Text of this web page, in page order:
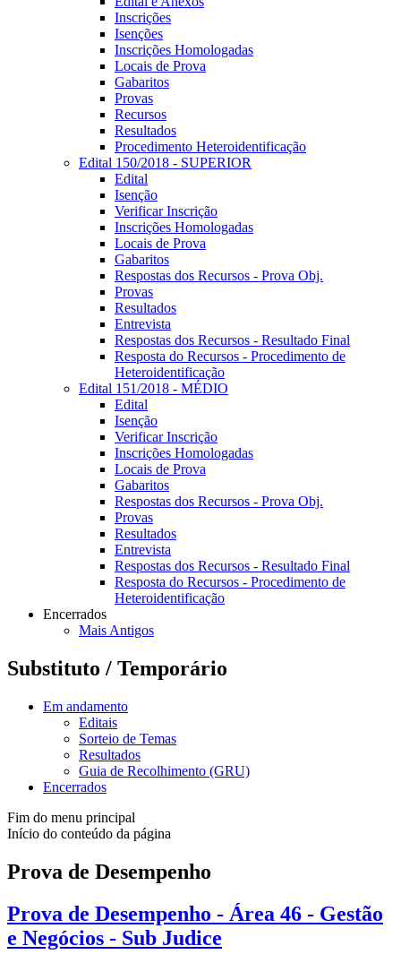
Inscrições
Isenções
Inscrições Homologadas
Locais de Prova
Gabaritos
Provas
Recursos
Resultados
Procedimento Heteroidentificação
Edital 150/2018 - SUPERIOR
Edital
Isenção
Verificar Inscrição
Inscrições Homologadas
Locais de Prova
Gabaritos
Respostas dos Recursos - Prova Obj.
Provas
Resultados
Entrevista
Respostas dos Recursos - Resultado Final
Resposta do Recursos - Procedimento de
Heteroidentificação
Edital 151/2018 - MÉDIO
Edital
Isenção
Verificar Inscrição
Inscrições Homologadas
Locais de Prova
Gabaritos
Respostas dos Recursos - Prova Obj.
Provas
Resultados
Entrevista
Respostas dos Recursos - Resultado Final
Resposta do Recursos - Procedimento de
Heteroidentificação
Encerrados
Mais Antigos
Substituto / Temporário
Em andamento
Editais
Sorteio de Temas
Resultados
Guia de Recolhimento (GRU)
Encerrados
Fim do menu principal
Início do conteúdo da página
Prova de Desempenho
Prova de Desempenho - Área 46 - Gestão
e Negócios - Sub Judice